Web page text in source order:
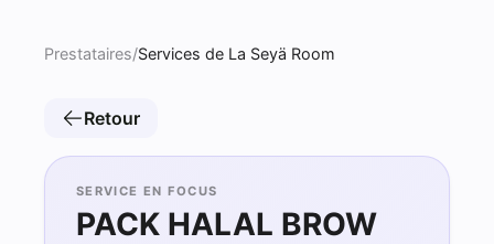
Prestataires/Services de La Seyä Room
Retour
SERVICE EN FOCUS
PACK HALAL BROW